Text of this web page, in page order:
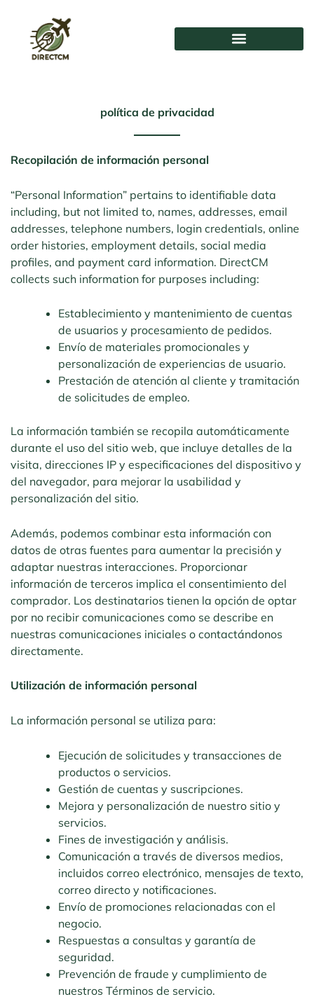
contenido
política de privacidad
Recopilación de información personal
“Personal Information” pertains to identifiable data
including, but not limited to, names, addresses, email
addresses, telephone numbers, login credentials, online
order histories, employment details, social media
profiles, and payment card information. DirectCM
collects such information for purposes including:
Establecimiento y mantenimiento de cuentas
de usuarios y procesamiento de pedidos.
Envío de materiales promocionales y
personalización de experiencias de usuario.
Prestación de atención al cliente y tramitación
de solicitudes de empleo.
La información también se recopila automáticamente
durante el uso del sitio web, que incluye detalles de la
visita, direcciones IP y especificaciones del dispositivo y
del navegador, para mejorar la usabilidad y
personalización del sitio.
Además, podemos combinar esta información con
datos de otras fuentes para aumentar la precisión y
adaptar nuestras interacciones. Proporcionar
información de terceros implica el consentimiento del
comprador. Los destinatarios tienen la opción de optar
por no recibir comunicaciones como se describe en
nuestras comunicaciones iniciales o contactándonos
directamente.
Utilización de información personal
La información personal se utiliza para:
Ejecución de solicitudes y transacciones de
productos o servicios.
Gestión de cuentas y suscripciones.
Mejora y personalización de nuestro sitio y
servicios.
Fines de investigación y análisis.
Comunicación a través de diversos medios,
incluidos correo electrónico, mensajes de texto,
correo directo y notificaciones.
Envío de promociones relacionadas con el
negocio.
Respuestas a consultas y garantía de
seguridad.
Prevención de fraude y cumplimiento de
nuestros Términos de servicio.